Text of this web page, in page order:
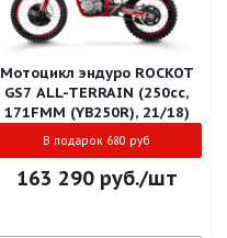
Мотоцикл эндуро ROCKOT
GS7 ALL-TERRAIN (250cc,
171FMM (YB250R), 21/18)
В подарок 680 руб
163 290руб./шт